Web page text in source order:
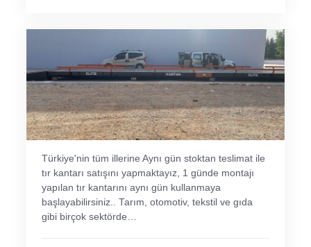
Türkiye'nin tüm illerine Aynı gün stoktan teslimat ile
tır kantarı satışını yapmaktayız, 1 günde montajı
yapılan tır kantarını aynı gün kullanmaya
başlayabilirsiniz.. Tarım, otomotiv, tekstil ve gıda
gibi birçok sektörde…